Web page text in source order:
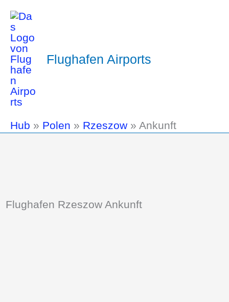
Flughafen Airports
Hub » Polen » Rzeszow » Ankunft
Flughafen Rzeszow Ankunft